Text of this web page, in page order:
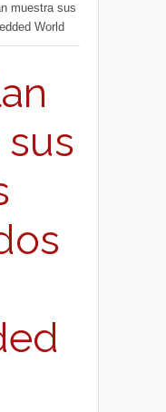
muestra sus
World